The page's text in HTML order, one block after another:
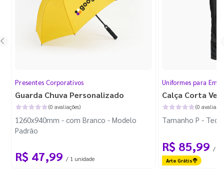
Presentes Corporativos
Guarda Chuva Personalizado
(0 avaliações)
1260x940mm - com Branco - Modelo
Padrão
R$ 47,99 / 1 unidade
Uniformes para
Calça Corta
(0
Tamanho P -
R$ 85,99 / 1
Arte Grátis